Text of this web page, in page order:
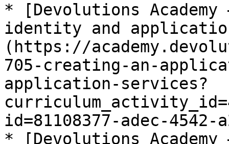
* [Devolutions
identity and
(https://
705-creating-an-
application-services?
id=81108377-adec-4542-
* [Devolutions